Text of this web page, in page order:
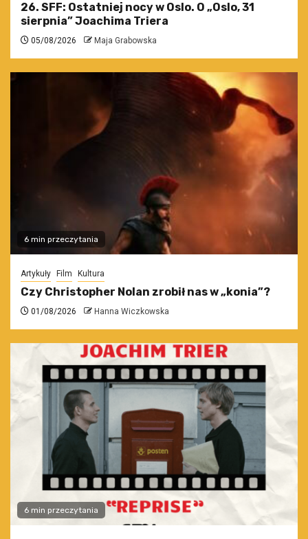
26. SFF: Ostatniej nocy w Oslo. O „Oslo, 31
sierpnia” Joachima Triera
05/08/2026 Maja Grabowska
6 min przeczytania
Artykuły Film Kultura
Czy Christopher Nolan zrobił nas w „konia”?
01/08/2026 Hanna Wiczkowska
6 min przeczytania